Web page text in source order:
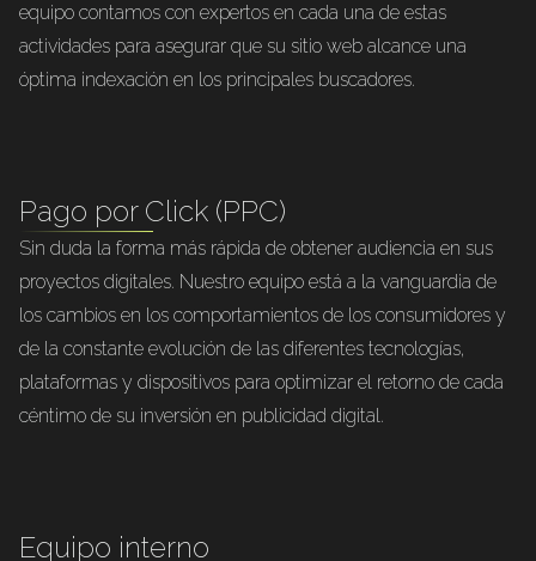
equipo contamos con expertos en cada una de estas
actividades para asegurar que su sitio web alcance una
óptima indexación en los principales buscadores.
Pago por Click (PPC)
Sin duda la forma más rápida de obtener audiencia en sus
proyectos digitales. Nuestro equipo está a la vanguardia de
los cambios en los comportamientos de los consumidores y
de la constante evolución de las diferentes tecnologías,
plataformas y dispositivos para optimizar el retorno de cada
céntimo de su inversión en publicidad digital.
Equipo interno